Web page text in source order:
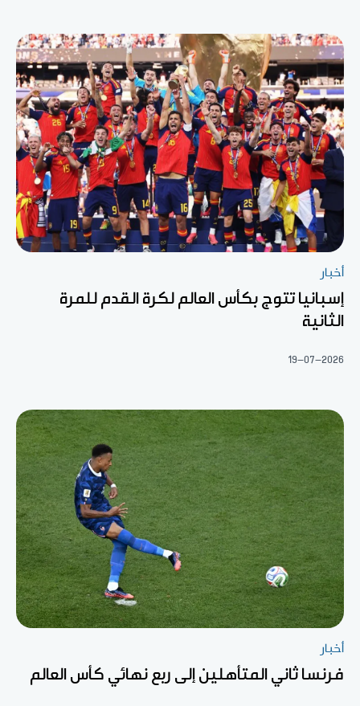
أخبار
إسبانيا تتوج بكأس العالم لكرة القدم للمرة
الثانية
19-07-2026
أخبار
فرنسا ثاني المتأهلين إلى ربع نهائي كأس العالم